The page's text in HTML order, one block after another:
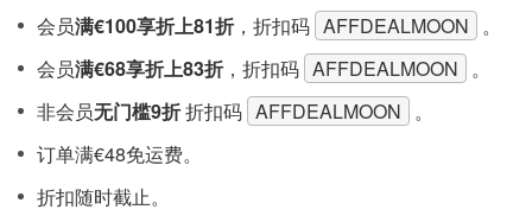
会员满€100享折上81折 ，折扣码 AFFDEALMOON 。
会员满€68享折上83折 ，折扣码 AFFDEALMOON 。
非会员无门槛9折折扣码 AFFDEALMOON 。
订单满€48免运费。
折扣随时截止。